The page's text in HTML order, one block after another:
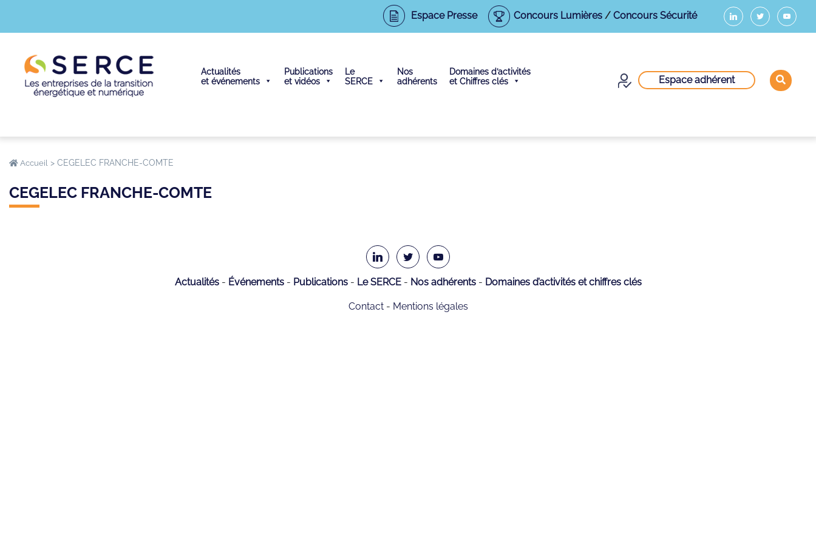
Espace Presse Concours Lumières/ Concours Sécurité
Actualités
et événements
Publications
et vidéos
Le
SERCE
Nos
adhérents
Domaines d’activités
et Chiffres clés
Espace adhérent
Accueil > CEGELEC FRANCHE-COMTE
CEGELEC FRANCHE-COMTE
Actualités Événements Publications Le SERCE Nos adhérents Domaines d’activités et chiffres clés
Contact Mentions légales